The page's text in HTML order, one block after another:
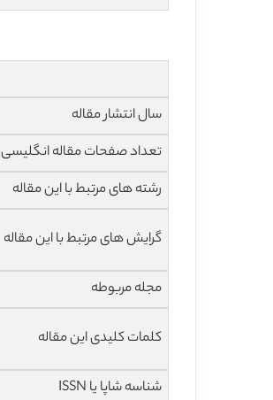
سال انتشار مقاله
تعداد صفحات مقاله انگلیسی
رشته های مرتبط با این مقاله
گرایش های مرتبط با این مقاله
مجله مربوطه
کلمات کلیدی این مقاله
شناسه شاپا یا ISSN